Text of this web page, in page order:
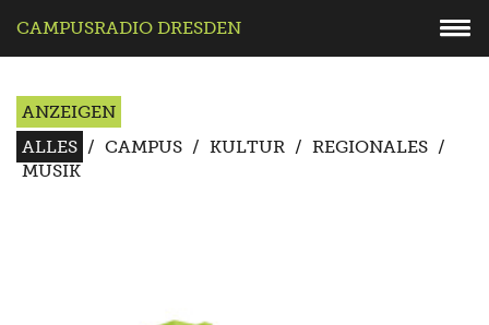
CAMPUSRADIO DRESDEN
ANZEIGEN
ALLES / CAMPUS / KULTUR / REGIONALES /
MUSIK